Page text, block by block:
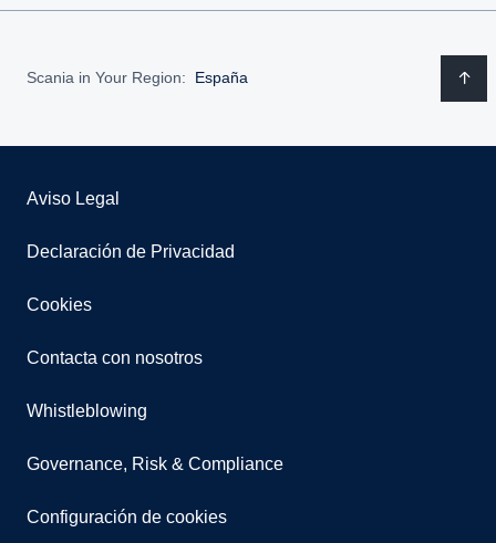
Scania in Your Region: España
Aviso Legal
Declaración de Privacidad
Cookies
Contacta con nosotros
Whistleblowing
Governance, Risk & Compliance
Configuración de cookies